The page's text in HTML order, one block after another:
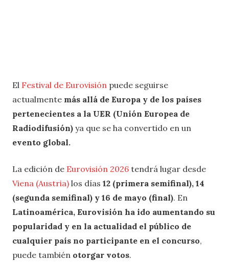
El Festival de Eurovisión puede seguirse
actualmente más allá de Europa y de los países
pertenecientes a la UER (Unión Europea de
Radiodifusión) ya que se ha convertido en un
evento global.
La edición de Eurovisión 2026 tendrá lugar desde
Viena (Austria) los días 12 (primera semifinal), 14
(segunda semifinal) y 16 de mayo (final). En
Latinoamérica, Eurovisión ha ido aumentando su
popularidad y en la actualidad el público de
cualquier país no participante en el concurso,
puede también otorgar votos.